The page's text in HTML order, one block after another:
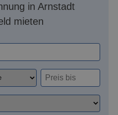
in Arnstadt
mieten